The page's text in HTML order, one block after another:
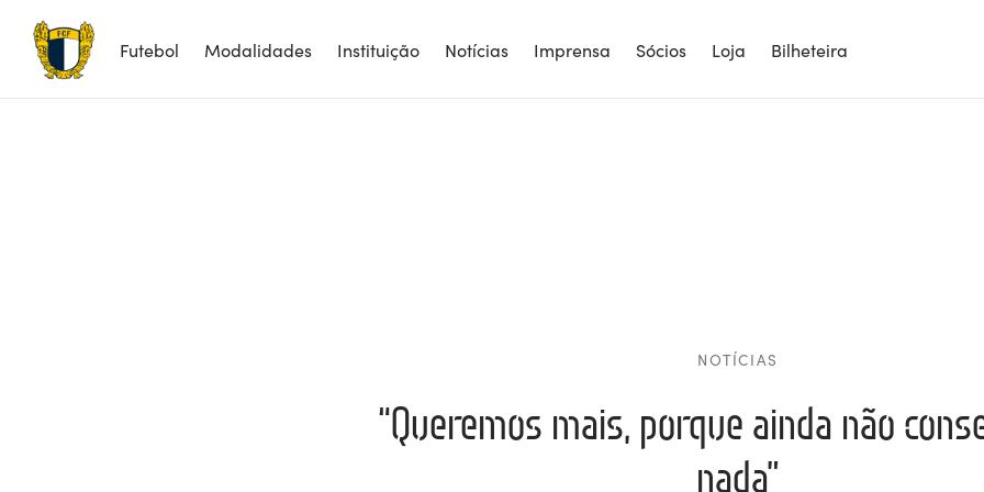
Futebol Modalidades Instituição Notícias Imprensa Sócios Loja Bilheteira
NOTÍCIAS
“Queremos mais, porque ainda não
nada”